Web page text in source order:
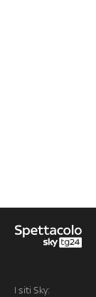
I siti Sky: